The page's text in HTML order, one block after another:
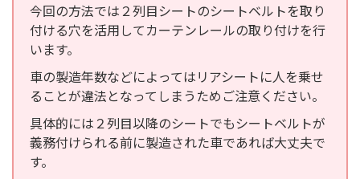
今回の方法では２列目シートのシートベルトを取り
付ける穴を活用してカーテンレールの取り付けを行
います。
車の製造年数などによってはリアシートに人を乗せ
ることが違法となってしまうためご注意ください。
具体的には２列目以降のシートでもシートベルトが
義務付けられる前に製造された車であれば大丈夫で
す。